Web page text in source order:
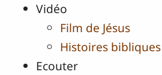
Vidéo
Film de Jésus
Histoires bibliques
Ecouter